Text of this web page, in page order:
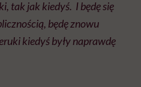
tak jak kiedyś. I będę się
będę znowu
kiedyś były naprawdę